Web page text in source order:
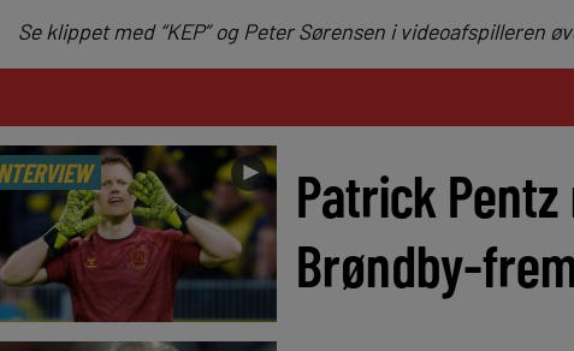
Se klippet med “KEP” og Peter Sørensen i videoafspilleren
►
Patrick
Brøndby-